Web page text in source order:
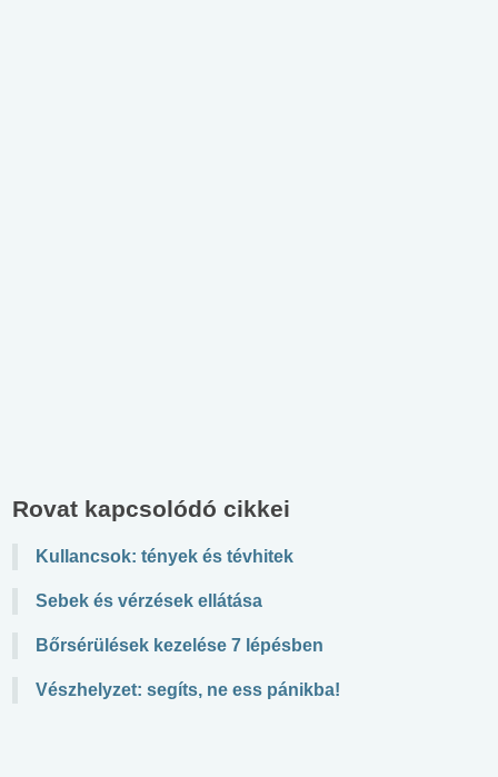
Rovat kapcsolódó cikkei
Kullancsok: tények és tévhitek
Sebek és vérzések ellátása
Bőrsérülések kezelése 7 lépésben
Vészhelyzet: segíts, ne ess pánikba!